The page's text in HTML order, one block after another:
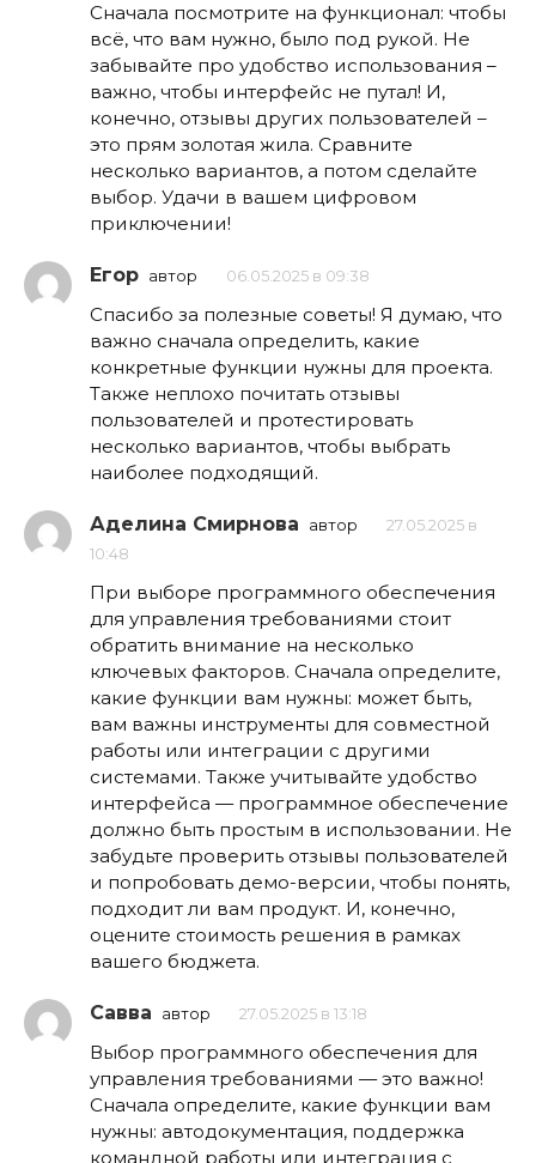
Сначала посмотрите на функционал: чтобы
всё, что вам нужно, было под рукой. Не
забывайте про удобство использования –
важно, чтобы интерфейс не путал! И,
конечно, отзывы других пользователей –
это прям золотая жила. Сравните
несколько вариантов, а потом сделайте
выбор. Удачи в вашем цифровом
приключении!
Егор автор 06.05.2025 в 09:38
Спасибо за полезные советы! Я думаю, что
важно сначала определить, какие
конкретные функции нужны для проекта.
Также неплохо почитать отзывы
пользователей и протестировать
несколько вариантов, чтобы выбрать
наиболее подходящий.
Аделина Смирнова автор
27.05.2025 в
10:48
При выборе программного обеспечения
для управления требованиями стоит
обратить внимание на несколько
ключевых факторов. Сначала определите,
какие функции вам нужны: может быть,
вам важны инструменты для совместной
работы или интеграции с другими
системами. Также учитывайте удобство
интерфейса — программное обеспечение
должно быть простым в использовании. Не
забудьте проверить отзывы пользователей
и попробовать демо-версии, чтобы понять,
подходит ли вам продукт. И, конечно,
оцените стоимость решения в рамках
вашего бюджета.
Савва автор 27.05.2025 в 13:18
Выбор программного обеспечения для
управления требованиями — это важно!
Сначала определите, какие функции вам
нужны: автодокументация, поддержка
командной работы или интеграция с